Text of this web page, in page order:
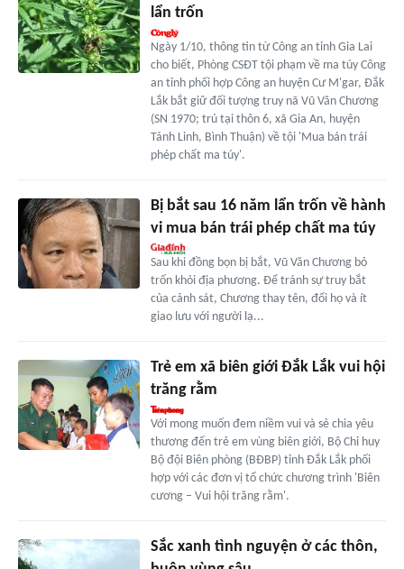
lẩn trốn
Ngày 1/10, thông tin từ Công an tỉnh Gia Lai
cho biết, Phòng CSĐT tội phạm về ma túy Công
an tỉnh phối hợp Công an huyện Cư M'gar, Đắk
Lắk bắt giữ đối tượng truy nã Vũ Văn Chương
(SN 1970; trú tại thôn 6, xã Gia An, huyện
Tánh Linh, Bình Thuận) về tội 'Mua bán trái
phép chất ma túy'.
Bị bắt sau 16 năm lẩn trốn về hành
vi mua bán trái phép chất ma túy
Sau khi đồng bọn bị bắt, Vũ Văn Chương bỏ
trốn khỏi địa phương. Để tránh sự truy bắt
của cảnh sát, Chương thay tên, đổi họ và ít
giao lưu với người lạ...
Trẻ em xã biên giới Đắk Lắk vui hội
trăng rằm
Với mong muốn đem niềm vui và sẻ chia yêu
thương đến trẻ em vùng biên giới, Bộ Chỉ huy
Bộ đội Biên phòng (BĐBP) tỉnh Đắk Lắk phối
hợp với các đơn vị tổ chức chương trình 'Biên
cương – Vui hội trăng rằm'.
Sắc xanh tình nguyện ở các thôn,